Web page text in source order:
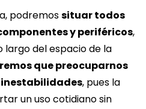
podremossituar todos
y periféricos,
largo del espacio de la
que preocuparnos
inestabilidades, pues la
un uso cotidiano sin